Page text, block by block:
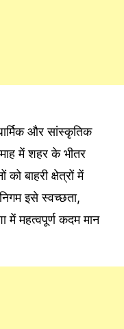
और सांस्कृतिक
में शहर के भीतर
बाहरी क्षेत्रों में
इसे स्वच्छता,
में महत्वपूर्ण कदम मान